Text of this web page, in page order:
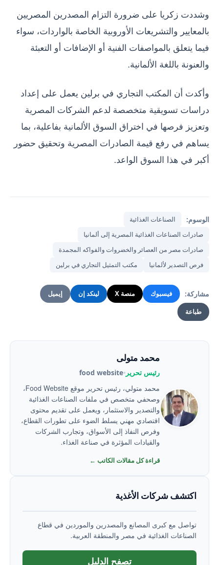
وشددت زكريا على ضرورة التزام المصدرين المصريين
بالمعايير والتشريعات الأوروبية الخاصة بالواردات، سواء
فيما يتعلق بالمواصفات الفنية أو الإضافات أو التعبئة
والعنونة باللغة الألمانية.
وأكدت أن المكتب التجاري في برلين يعمل على إعداد
دراسات تسويقية متخصصة لدعم الشركات المصرية
وتعزيز فرصها في اختراق السوق الألمانية بفاعلية، بما
يساهم في رفع قيمة الصادرات المصرية وتحقيق حضور
أكبر في هذا السوق الواعد.
الوسوم:
الصناعات الغذائية
صادرات الصناعات الغذائية المصرية إلى ألمانيا
صادرات مصر من العصائر والخضروات والفواكه المجمدة
فرص التصدير لألمانيا
مكتب التمثيل التجاري في برلين
مشاركة: فيسبوك منصة X لينكد إن إيميل
طباعة
محمد متولى
رئيس تحرير •
food website
محمد متولي، رئيس تحرير موقع Food Website،
وصحفي متخصص في ملفات الصناعات الغذائية
والتصدير والاستثمار، ويعمل على تقديم محتوى
اقتصادي مهني يسلط الضوء على تطورات القطاع،
وفرص النفاذ إلى الأسواق، وتجارب الشركات
والقيادات المؤثرة في صناعة الغذاء.
قراءة كل مقالات الكاتب ←
اكتشف شركات الأغذية
تواصل مع كبرى المصانع والمصدرين والموردين في قطاع
الصناعات الغذائية في مصر والمنطقة العربية.
تصفح الدليل